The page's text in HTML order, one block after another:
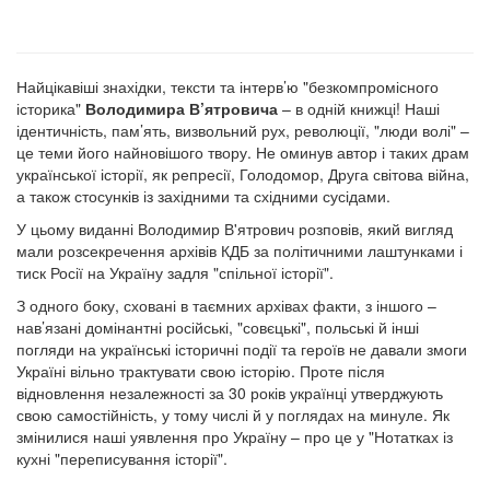
Найцікавіші знахідки, тексти та інтерв’ю "безкомпромісного
історика" Володимира В’ятровича – в одній книжці! Наші
ідентичність, пам’ять, визвольний рух, революції, "люди волі" –
це теми його найновішого твору. Не оминув автор і таких драм
української історії, як репресії, Голодомор, Друга світова війна,
а також стосунків із західними та східними сусідами.
У цьому виданні Володимир В'ятрович розповів, який вигляд
мали розсекречення архівів КДБ за політичними лаштунками і
тиск Росії на Україну задля "спільної історії".
З одного боку, сховані в таємних архівах факти, з іншого –
нав’язані домінантні російські, "совєцькі", польські й інші
погляди на українські історичні події та героїв не давали змоги
Україні вільно трактувати свою історію. Проте після
відновлення незалежності за 30 років українці утверджують
свою самостійність, у тому числі й у поглядах на минуле. Як
змінилися наші уявлення про Україну – про це у "Нотатках із
кухні "переписування історії".